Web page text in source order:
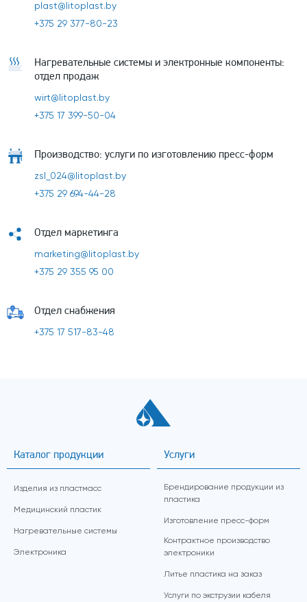
plast@litoplast.by
+375 29 377-80-23
Нагревательные системы и электронные компоненты:
отдел продаж
wirt@litoplast.by
+375 17 399-50-04
Производство: услуги по изготовлению пресс-форм
zsl_024@litoplast.by
+375 29 694-44-28
Отдел маркетинга
marketing@litoplast.by
+375 29 355 95 00
Отдел снабжения
+375 17 517-83-48
Каталог продукции
Изделия из пластмасс
Медицинский пластик
Нагревательные системы
Электроника
Услуги
Брендирование продукции из
пластика
Изготовление пресс-форм
Контрактное производство
электроники
Литье пластика на заказ
Услуги по экструзии кабеля